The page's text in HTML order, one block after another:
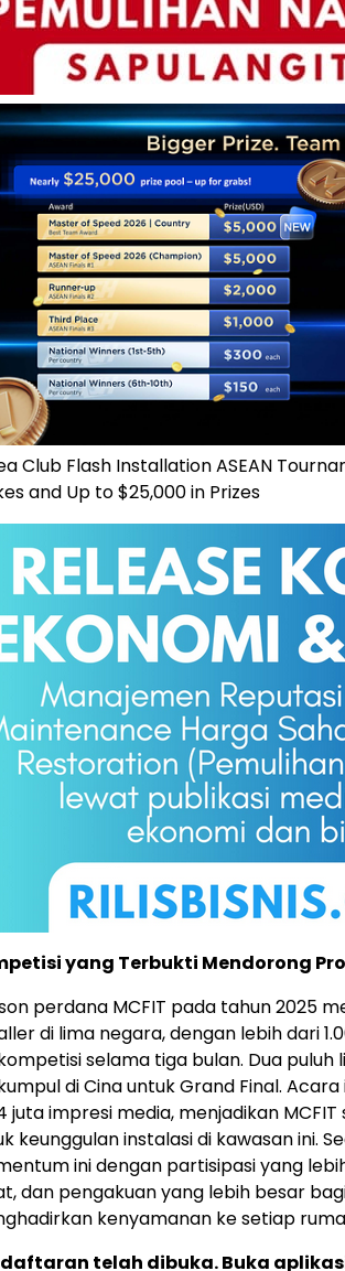
Club Flash Installation ASEAN
and Up to $25,000 in Prizes
yang Terbukti Mendorong
perdana MCFIT pada tahun 2025
di lima negara, dengan lebih dari
selama tiga bulan. Dua
di Cina untuk Grand Final.
juta impresi media, menjadikan
keunggulan instalasi di kawasan ini.
ini dengan partisipasi yang
dan pengakuan yang lebih besar
kenyamanan ke setiap
telah dibuka. Buka